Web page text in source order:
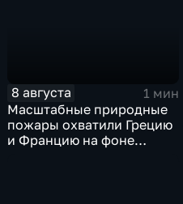
8 августа
1 мин
Масштабные природные
пожары охватили Грецию
и Францию на фоне